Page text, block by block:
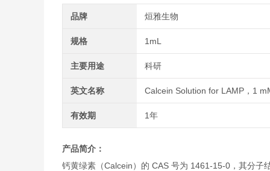
品牌 烜雅生物
规格 1mL
主要用途 科研
英文名称 Calcein Solution for LAMP，1
有效期 1年
产品简介：
钙黄绿素（Calcein）的 CAS 号为 1461-15-0，其分子